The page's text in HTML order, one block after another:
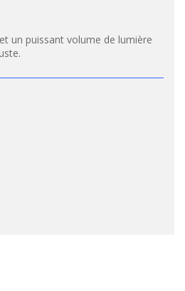
un puissant volume de lumière